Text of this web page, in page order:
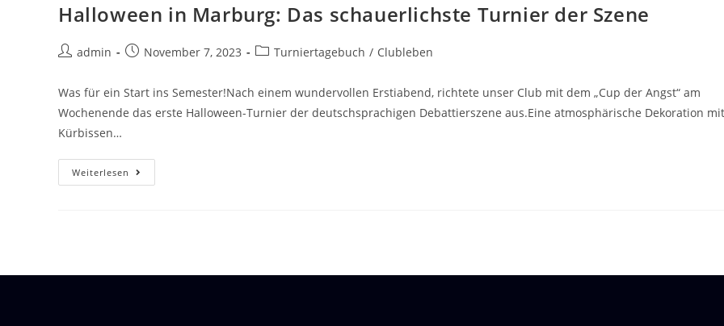
Halloween in Marburg: Das schauerlichste Turnier der Szene
admin November 7, 2023 Turniertagebuch / Clubleben
Was für ein Start ins Semester!Nach einem wundervollen Erstiabend, richtete unser Club mit dem „Cup der Angst“ am
Wochenende das erste Halloween-Turnier der deutschsprachigen Debattierszene aus.Eine atmosphärische Dekoration mit
Kürbissen…
Weiterlesen